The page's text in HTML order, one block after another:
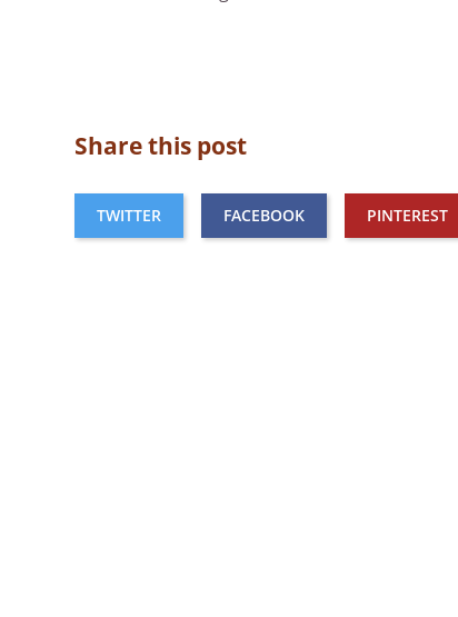
Share this post
TWITTER FACEBOOK PINTEREST